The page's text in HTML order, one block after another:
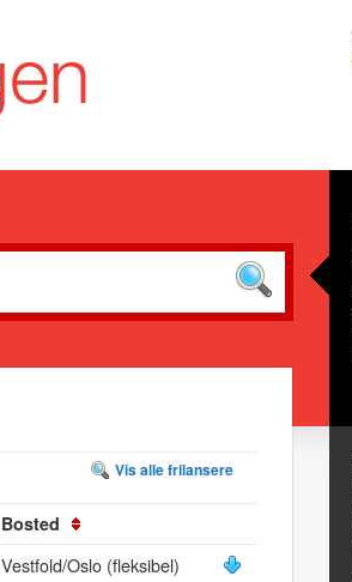
Vis alle frilansere
Bosted
Vestfold/Oslo (fleksibel)